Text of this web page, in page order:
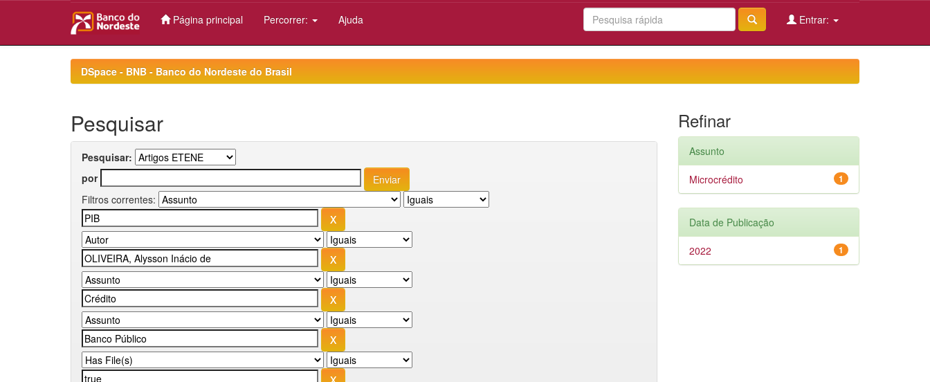
Página principal Percorrer: Ajuda Entrar:
DSpace - BNB - Banco do Nordeste do Brasil
Pesquisar
Pesquisar:
por
Filtros correntes:
Refinar
Assunto
1
Microcrédito
Data de Publicação
1
2022